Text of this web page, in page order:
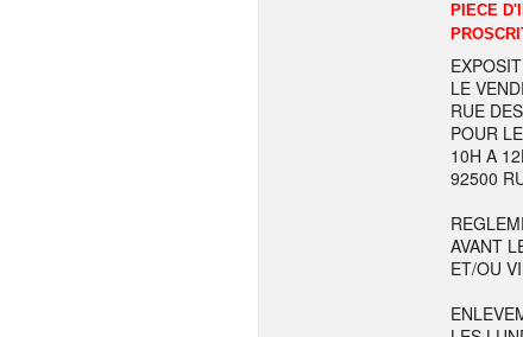
PIECE
LE
RUE
POUR
10H A
92500
AVANT
ET/OU